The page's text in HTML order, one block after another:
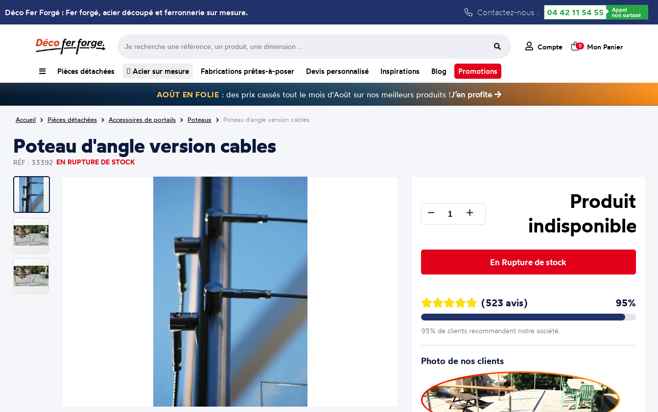
Déco Fer Forgé : Fer forgé, acier découpé et ferronnerie sur mesure. Contactez-nous : 04 42 11 54 55 Appel
non surtaxé
Compte 0 Mon Panier
Pièces détachées Acier sur mesure Fabrications prêtes-à-poser Devis personnalisé Inspirations Blog Promotions
AOÛT EN FOLIE : des prix cassés tout le mois d'Août sur nos meilleurs produits !J’en profite
Accueil Pièces détachées Accessoires de portails Poteaux Poteau d'angle version cables
Poteau d'angle version cables
RÉF : 33392 EN RUPTURE DE STOCK
Produit
indisponible
En Rupture de stock
(523 avis) 95%
95% de clients recommandent notre société.
Photo de nos clients